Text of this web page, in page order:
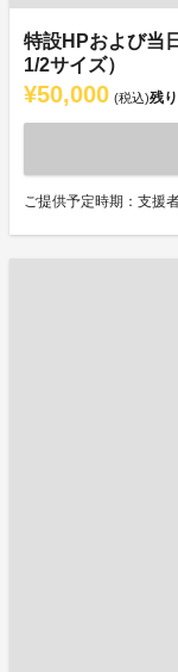
特設HPおよび当
1/2サイズ）
¥50,000 (税込)残り
ご提供予定時期：支援